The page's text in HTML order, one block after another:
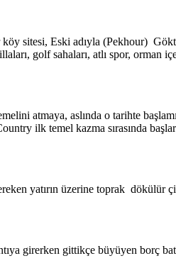
sitesi, Eski adıyla (Pekhour)
golf sahaları, atlı spor,
atmaya, aslında o tarihte
ilk temel kazma sırasında
yatırın üzerine toprak dökülür
girerken gittikçe büyüyen borç